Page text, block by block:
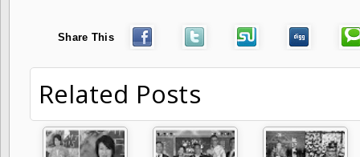
Share This
Related Posts